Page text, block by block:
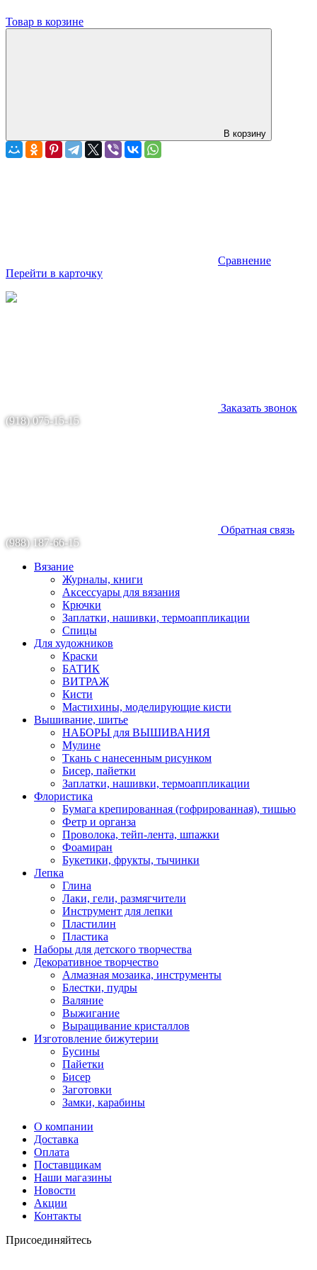
Товар в корзине
В корзину
Сравнение
Перейти в карточку
Заказать звонок
(918) 075-15-15
Обратная связь
(988) 187-66-15
Вязание
Журналы, книги
Аксессуары для вязания
Крючки
Заплатки, нашивки, термоаппликации
Спицы
Для художников
Краски
БАТИК
ВИТРАЖ
Кисти
Мастихины, моделирующие кисти
Вышивание, шитье
НАБОРЫ для ВЫШИВАНИЯ
Мулине
Ткань с нанесенным рисунком
Бисер, пайетки
Заплатки, нашивки, термоаппликации
Флористика
Бумага крепированная (гофрированная), тишью
Фетр и органза
Проволока, тейп-лента, шпажки
Фоамиран
Букетики, фрукты, тычинки
Лепка
Глина
Лаки, гели, размягчители
Инструмент для лепки
Пластилин
Пластика
Наборы для детского творчества
Декоративное творчество
Алмазная мозаика, инструменты
Блестки, пудры
Валяние
Выжигание
Выращивание кристаллов
Изготовление бижутерии
Бусины
Пайетки
Бисер
Заготовки
Замки, карабины
О компании
Доставка
Оплата
Поставщикам
Наши магазины
Новости
Акции
Контакты
Присоединяйтесь